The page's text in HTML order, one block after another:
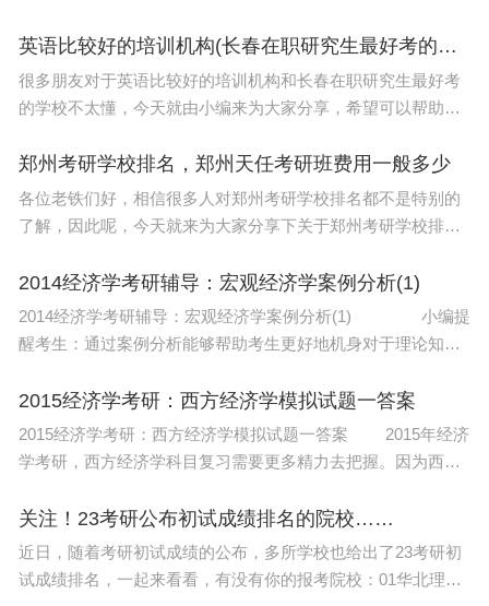
识点，大家可以关注收藏，免得下次来找不到哦，下
英语比较好的培训机构(长春在职研究生最好考的学校)
很多朋友对于英语比较好的培训机构和长春在职研究生最好考
的学校不太懂，今天就由小编来为大家分享，希望可以帮助到
的学校长春应化所考研难度建筑学考长春的研
郑州考研学校排名，郑州天任考研班费用一般多少
各位老铁们好，相信很多人对郑州考研学校排名都不是特别的
了解，因此呢，今天就来为大家分享下关于郑州考研学校排名
大家，解决大家的一些困惑，下面一起来看看吧！本
2014经济学考研辅导：宏观经济学案例分析(1)
2014经济学考研辅导：宏观经济学案例分析(1) 小编提
醒考生：通过案例分析能够帮助考生更好地机身对于理论知识
一些现实案例，通过案例分析来巩固知识。下面
2015经济学考研：西方经济学模拟试题一答案
2015经济学考研：西方经济学模拟试题一答案 2015年经济
学考研，西方经济学科目复习需要更多精力去把握。因为西方
的东西需要大家去理解记忆，也有很多纯数据
关注！23考研公布初试成绩排名的院校……
近日，随着考研初试成绩的公布，多所学校也给出了23考研初
试成绩排名，一起来看看，有没有你的报考院校：01华北理工